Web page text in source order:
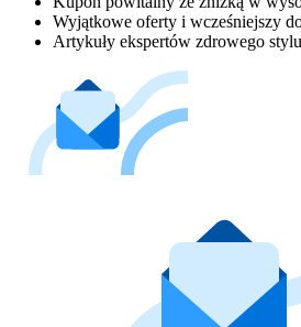
Wyjątkowe oferty i wcześniejszy
Artykuły ekspertów zdrowego